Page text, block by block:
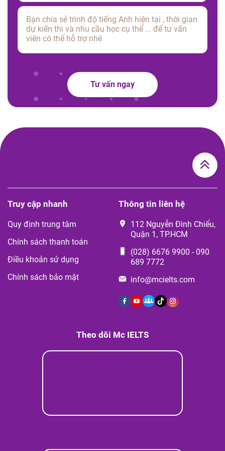
Tư vấn ngay
Truy cập nhanh
Quy định trung tâm
Chính sách thanh toán
Điều khoản sử dụng
Chính sách bảo mật
Thông tin liên hệ
112 Nguyễn Đình Chiểu,
Quận 1, TP.HCM
(028) 6676 9900 - 090
689 7772
info@mcielts.com
Theo dõi Mc IELTS